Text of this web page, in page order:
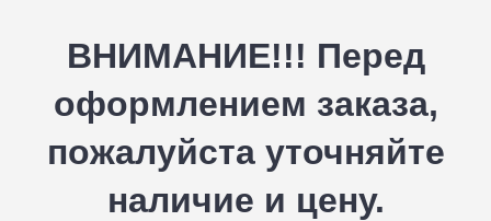
ВНИМАНИЕ!!! Перед
оформлением заказа,
пожалуйста уточняйте
наличие и цену.